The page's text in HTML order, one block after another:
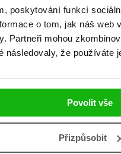
poskytování funkcí
o tom, jak náš
Partneři mohou
následovaly, že používáte
Povolit vše
Přizpůsobit
Albatros Media a.s.